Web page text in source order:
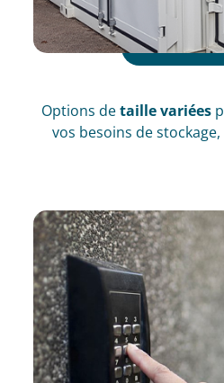
Options detaille variées
vos besoins de stockage,